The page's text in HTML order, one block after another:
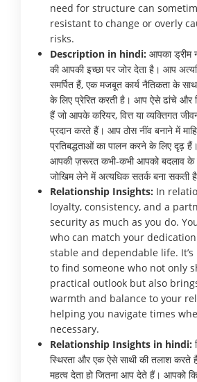
need for structure can
resistant to change or overly
risks.
Description in hindi: आपका ड्रीम
की आपकी इच्छा पर जोर देता है। आप
समर्पित हैं, एक मजबूत कार्य नैतिकता के
के लिए प्रेरित करती है। आप ऐसे ढांचे और
हैं जो आपके करियर, वित्त या व्यक्तिगत
प्रदान करते हैं। आप ठोस नींव बनाने में
प्रतिबद्धताओं का पालन करने के लिए दृढ़
आपकी ज़रूरत कभी-कभी आपको बदलाव के
जोखिम लेने में अत्यधिक सतर्क बना सकती
Relationship Insights: In
loyalty, consistency, and a
security as much as you do.
who can match your
stable and dependable life.
to find someone who not only
practical outlook but also
warmth and balance to your
helping you navigate times
necessary.
Relationship Insights in hindi:
स्थिरता और एक ऐसे साथी की तलाश करते हैं
महत्व देता हो जितना आप देते हैं। आपको